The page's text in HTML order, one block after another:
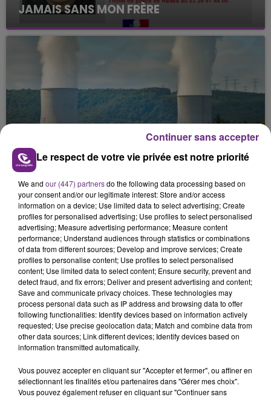
JAMAIS SANS MON FRÈRE
Julien Fourel n'a plus donné signé de vie depuis 5
mois. Sa sœur poursuit ses recherches pour le
retrouver.
LA CENTRALE NUCLÉAIRE DE CHOOZ
TOUJOURS À L'ARRÊT
Cela fait déjà une semaine que la centrale
nucléaire ardennaise est à l'arrêt. Une situation
justifiée par la sécheresse intense qui est toujours
présente.
TITRES DIFFUSÉS
14h07
14h07
TAYLOR SWIFT
I Knew It, I Knew You
14h03
14h03
ZOE WEES
Control
Le respect de votre vie privée est notre priorité
We and our (447) partnersdo the following data processing based on
your consent and/or our legitimate interest: Store and/or access
information on a device; Use limited data to select advertising; Create
profiles for personalised advertising; Use profiles to select personalised
advertising; Measure advertising performance; Measure content
performance; Understand audiences through statistics or combinations
of data from different sources; Develop and improve services; Create
profiles to personalise content; Use profiles to select personalised
content; Use limited data to select content; Ensure security, prevent and
detect fraud, and fix errors; Deliver and present advertising and content;
Save and communicate privacy choices. These technologies may
process personal data such as IP address and browsing data to offer
following functionalities: Identify devices based on information actively
requested; Use precise geolocation data; Match and combine data from
other data sources; Link different devices; Identify devices based on
information transmitted automatically.
Vous pouvez accepter en cliquant sur "Accepter et fermer", ou affiner en
sélectionnant les finalités et/ou partenaires dans "Gérer mes choix".
Vous pouvez également refuser en cliquant sur "Continuer sans
Continuer sans accepter